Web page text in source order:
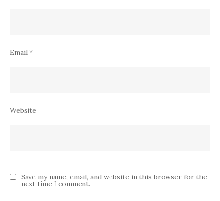
Email *
Website
Save my name, email, and website in this browser for the
next time I comment.